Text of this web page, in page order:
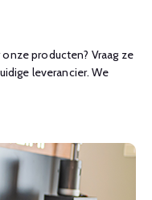
producten? Vraag ze
leverancier. We